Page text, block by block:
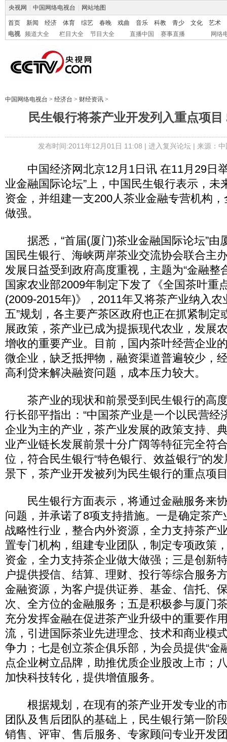
央视网 中国网络电视台 网站地图
首页 新闻 经济 体育 综艺 春晚 戏曲 音乐 科教 青少 文化
艺术
电视
频道大全 栏目大全 节目大全 直播中国 赛事直播 网络
中国网络电视台 > 经济台 > 财经资讯 >
民生银行将茶产业开发列入重点项目
发布时间:2011年12月01日 11:08 | 进入复兴论坛| 来源：
中国经济网北京12月1日讯 在11月29日举
业金融国际论坛”上，中国民生银行表示，未
资金，并组建一支200人茶业金融专营机构
做强。
据悉，“首届(厦门)茶业金融国际论坛”由
国民生银行、海峡两岸茶业交流协会联合主
发展日益受到政府高度重视，主题为“金融整
国家农业部2009年制定下发了《全国茶叶重
(2009-2015年)》，2011年又将茶产业纳入农
五”规划，各主要产茶区政府也正在抓紧制定
展政策，茶产业已成为提振现代农业，发展
增收的重要产业。目前，国内茶叶经营企业
微企业，缺乏抵押物，融资渠道普遍较少，
高利贷来解决融资问题，成本压力较大。
茶产业的现状和前景受到民生银行的高
行长邵平指出：“中国茶产业是一个以民营经
企业为主的产业，茶产业发展的政策支持、
业产业链长发展前景十分广阔等特征完全符
位，符合民生银行“特色银行、效益银行”的
景下，茶产业开发被列为民生银行的重点项
民生银行方面表示，将通过金融服务来
问题，并承诺了8项支持措施。一是确定茶
战略性行业，整合内外资源，全力支持茶产
置专门机构，组建专业团队，制定专项政策
资金，全力支持茶企业做大做强；三是创新
户提供授信、结算、理财、投行等综合服务
金融资源，为客户提供证券、基金、信托、
次、全方位的金融服务；五是积极参与厦门
充分发挥金融在促进茶产业升级中的重要作
流，引进国际茶业先进理念、技术和商业模
争力；七是创立茶企俱乐部，为会员提供“金
点企业树立品牌，助推优质企业股改上市；
加快科技转化，提供增值服务。
根据规划，在现有的茶产业开发专业的
团队及售后团队的基础上，民生银行第一阶
销售、评审、售后服务、专家顾问专业开发